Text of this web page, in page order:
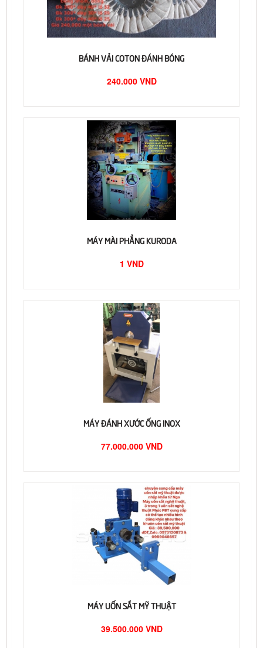
BÁNH VẢI COTON ĐÁNH BÓNG
240.000 VND
MÁY MÀI PHẲNG KURODA
1 VND
MÁY ĐÁNH XƯỚC ỐNG INOX
77.000.000 VND
MÁY UỐN SẮT MỸ THUẬT
39.500.000 VND